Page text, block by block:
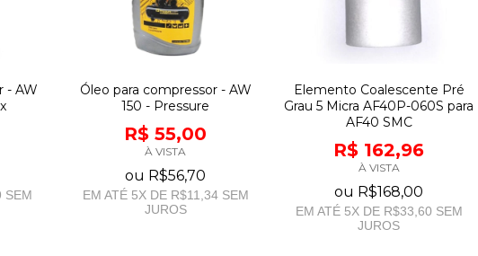
- AW
SEM
Óleo para compressor - AW
150 - Pressure
R$ 55,00
À VISTA
ou R$56,70
EM ATÉ 5X DE R$11,34SEM
JUROS
Elemento Coalescente Pré
Grau 5 Micra AF40P-060S para
AF40 SMC
R$ 162,96
À VISTA
ou R$168,00
EM ATÉ 5X DE R$33,60 SEM
JUROS